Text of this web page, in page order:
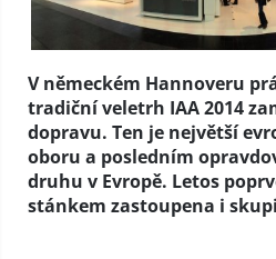
V německém Hannoveru
tradiční veletrh IAA 2014
dopravu. Ten je největší
oboru a posledním
druhu v Evropě. Letos
stánkem zastoupena i